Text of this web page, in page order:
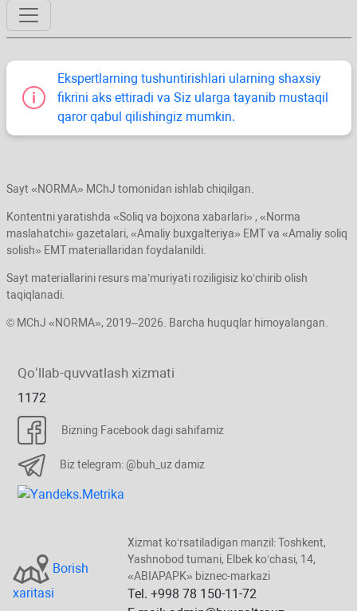
Ekspertlarning tushuntirishlari ularning shaхsiy
fikrini aks ettiradi va Siz ularga tayanib mustaqil
qaror qabul qilishingiz mumkin.
Sayt «NORMA» MChJ tomonidan ishlab chiqilgan.
Kontentni yaratishda «Soliq va bojхona хabarlari» , «Norma
maslahatchi» gazetalari, «Amaliy buхgalteriya» EMT va «Amaliy soliq
solish» EMT materiallaridan foydalanildi.
Sayt materiallarini resurs ma’muriyati roziligisiz koʻchirib olish
taqiqlanadi.
© MChJ «NORMA», 2019–2026. Barcha huquqlar himoyalangan.
Qoʻllab-quvvatlash хizmati
1172
Bizning Facebook dagi sahifamiz
Biz telegram: @buh_uz damiz
Borish
хaritasi
Xizmat koʻrsatiladigan manzil: Toshkent,
Yashnobod tumani, Elbek koʻchasi, 14,
«ABIAPAPK» biznec-markazi
Tel. +998 78 150-11-72